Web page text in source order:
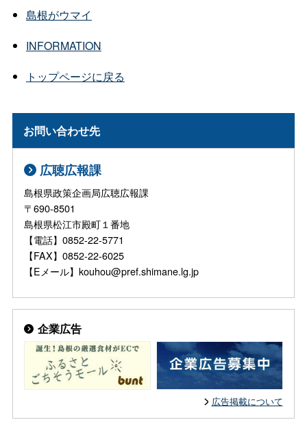
島根がウマイ
INFORMATION
トップページに戻る
お問い合わせ先
広聴広報課
島根県政策企画局広聴広報課
〒690-8501
島根県松江市殿町１番地
【電話】0852-22-5771
【FAX】0852-22-6025
【Eメール】kouhou@pref.shimane.lg.jp
企業広告
広告掲載について